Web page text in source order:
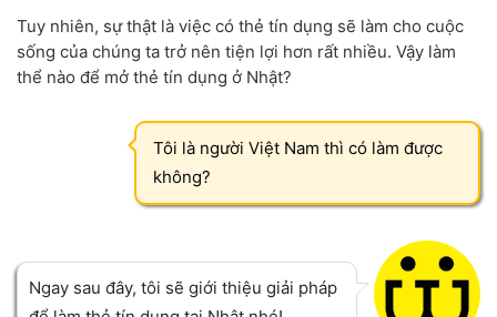
Tuy nhiên, sự thật là việc có thẻ tín dụng sẽ làm cho cuộc
sống của chúng ta trở nên tiện lợi hơn rất nhiều. Vậy làm
thể nào để mở thẻ tín dụng ở Nhật?
Tôi là người Việt Nam thì có làm được
không?
Ngay sau đây, tôi sẽ giới thiệu giải pháp